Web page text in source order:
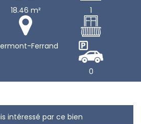
18.46 m² 1
Ferrand
0
intéressé par ce bien